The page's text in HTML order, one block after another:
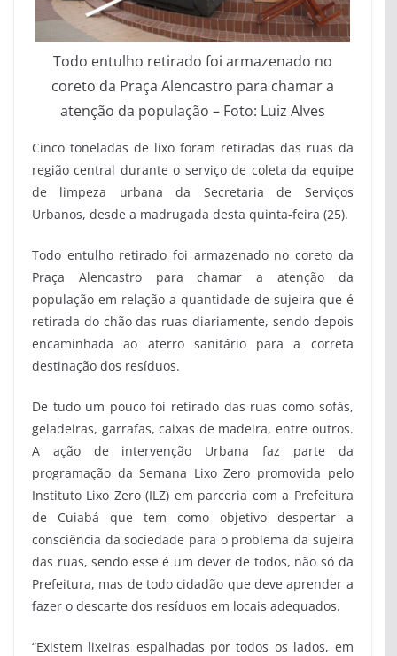
Todo entulho retirado foi armazenado no
coreto da Praça Alencastro para chamar a
atenção da população – Foto: Luiz Alves
Cinco toneladas de lixo foram retiradas das ruas da
região central durante o serviço de coleta da equipe
de limpeza urbana da Secretaria de Serviços
Urbanos, desde a madrugada desta quinta-feira (25).
Todo entulho retirado foi armazenado no coreto da
Praça Alencastro para chamar a atenção da
população em relação a quantidade de sujeira que é
retirada do chão das ruas diariamente, sendo depois
encaminhada ao aterro sanitário para a correta
destinação dos resíduos.
De tudo um pouco foi retirado das ruas como sofás,
geladeiras, garrafas, caixas de madeira, entre outros.
A ação de intervenção Urbana faz parte da
programação da Semana Lixo Zero promovida pelo
Instituto Lixo Zero (ILZ) em parceria com a Prefeitura
de Cuiabá que tem como objetivo despertar a
consciência da sociedade para o problema da sujeira
das ruas, sendo esse é um dever de todos, não só da
Prefeitura, mas de todo cidadão que deve aprender a
fazer o descarte dos resíduos em locais adequados.
“Existem lixeiras espalhadas por todos os lados, em